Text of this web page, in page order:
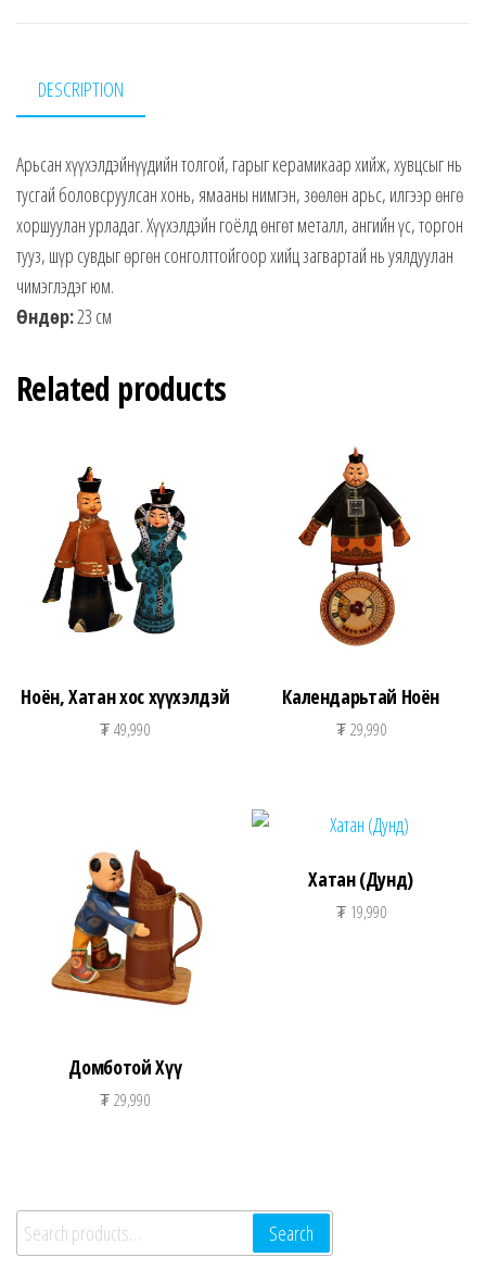
DESCRIPTION
Арьсан хүүхэлдэйнүүдийн толгой, гарыг керамикаар хийж, хувцсыг нь
тусгай боловсруулсан хонь, ямааны нимгэн, зөөлөн арьс, илгээр өнгө
хоршуулан урладаг. Хүүхэлдэйн гоёлд өнгөт металл, ангийн үс, торгон
тууз, шүр сувдыг өргөн сонголттойгоор хийц загвартай нь уялдуулан
чимэглэдэг юм.
Өндөр:23 см
Related products
Ноён, Хатан хос хүүхэлдэй
₮49,990
Календарьтай Ноён
₮29,990
Домботой Хүү
₮29,990
Хатан (Дунд)
₮19,990
Search for: Search